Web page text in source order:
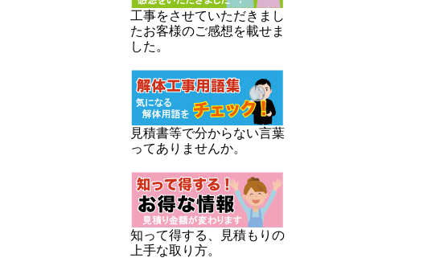
工事をさせていただきまし
たお客様のご感想を載せま
した。
見積書等で分からない言葉
ってありませんか。
知って得する、見積もりの
上手な取り方。